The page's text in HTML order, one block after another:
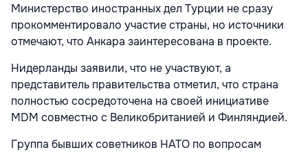
Министерство иностранных дел Турции не сразу
прокомментировало участие страны, но источники
отмечают, что Анкара заинтересована в проекте.
Нидерланды заявили, что не участвуют, а
представитель правительства отметил, что страна
полностью сосредоточена на своей инициативе
MDM совместно с Великобританией и Финляндией.
Группа бывших советников НАТО по вопросам